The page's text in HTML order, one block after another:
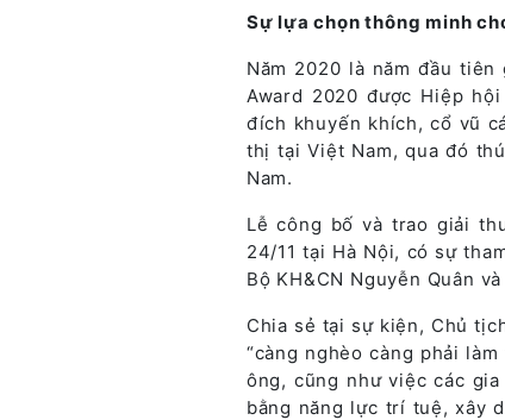
Sự lựa chọn thông minh
Năm 2020 là năm đầu
Award 2020 được Hiệp
đích khuyến khích, cổ vũ
thị tại Việt Nam, qua đó
Nam.
Lễ công bố và trao giải
24/11 tại Hà Nội, có sự
Bộ KH&CN Nguyễn Quân
Chia sẻ tại sự kiện, Chủ
“càng nghèo càng phải
ông, cũng như việc các
bằng năng lực trí tuệ, xây